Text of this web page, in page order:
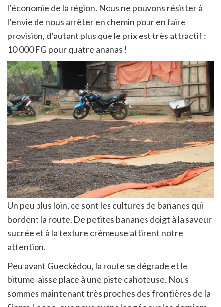
l’économie de la région. Nous ne pouvons résister à
l’envie de nous arrêter en chemin pour en faire
provision, d’autant plus que le prix est très attractif :
10 000 FG pour quatre ananas !
Un peu plus loin, ce sont les cultures de bananes qui
bordent la route. De petites bananes doigt à la saveur
sucrée et à la texture crémeuse attirent notre
attention.
Peu avant Gueckédou, la route se dégrade et le
bitume laisse place à une piste cahoteuse. Nous
sommes maintenant très proches des frontières de la